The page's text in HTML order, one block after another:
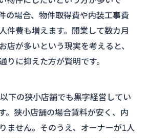
の場合、物件取得費や内装工事費
件費も増えます。開業して数カ月
店が多いという現実を考えると、
りに抑えた方が賢明です。
下の狭小店舗でも黒字経営してい
。狭小店舗の場合賃料が安く、内
ません。そのうえ、オーナーが1人